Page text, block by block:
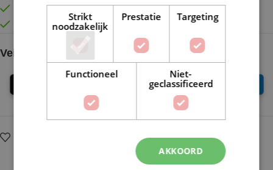
Gratis verzonden vanaf €55,-
Vóór 16:30 besteld = Zelfde (werk)dag verzonden
Veilig online betalen
Delen:
Strikt
noodzakelijk
Prestatie Targeting
Functioneel
Niet-
geclassificeerd
AKKOORD